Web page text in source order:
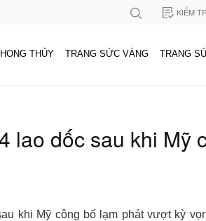
KIỂM
THỦY TRANG SỨC VÀNG TRANG
lao dốc sau khi Mỹ
khi Mỹ công bố lạm phát vượt kỳ